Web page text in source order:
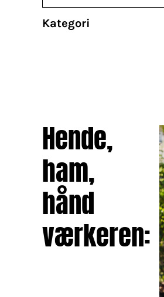
Kategori
Hende,
ham,
hånd
værkeren:
Brands